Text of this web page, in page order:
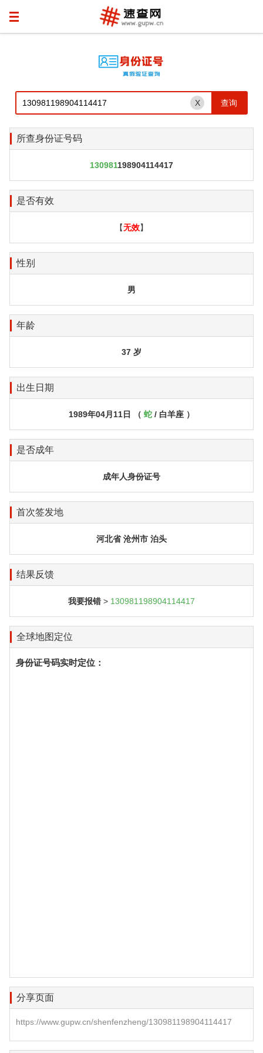
X
所查身份证号码
130981198904114417
是否有效
【无效】
性别
男
年龄
37 岁
出生日期
1989年04月11日 （ 蛇 / 白羊座 ）
是否成年
成年人身份证号
首次签发地
河北省 沧州市 泊头
结果反馈
我要报错 > 130981198904114417
全球地图定位
身份证号码实时定位：
分享页面
https://www.gupw.cn/shenfenzheng/130981198904114417